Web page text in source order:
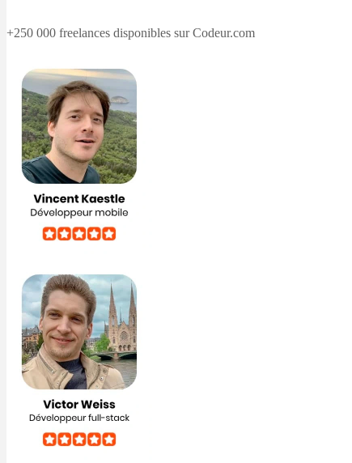
+250 000 freelances disponibles sur Codeur.com